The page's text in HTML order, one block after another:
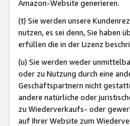
Amazon-Website generieren.
(t) Sie werden unsere
nutzen, es sei denn, Sie haben
erfüllen die in der Lizenz
(u) Sie werden weder
oder zu Nutzung durch eine
Geschäftspartnern nicht
andere natürliche oder
zu Wiederverkaufs- oder
auf Ihrer Website zum